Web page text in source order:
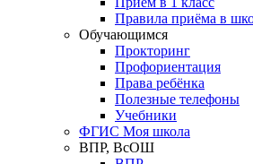
Правила приёма в
Обучающимся
Прокторинг
Профориентация
Права ребёнка
Полезные телефоны
Учебники
ФГИС Моя школа
ВПР, ВсОШ